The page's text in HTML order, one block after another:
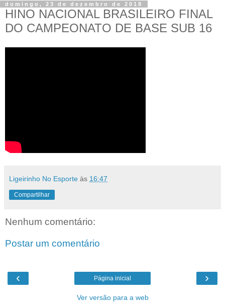
domingo, 23 de dezembro de 2018
HINO NACIONAL BRASILEIRO FINAL
DO CAMPEONATO DE BASE SUB 16
Ligeirinho No Esporte às 16:47
Compartilhar
Nenhum comentário:
Postar um comentário
‹ ›
Página inicial
Ver versão para a web